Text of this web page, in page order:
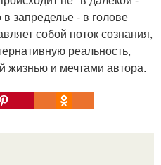
запределье - в голове
собой поток сознания,
реальность,
жизнью и мечтами автора.